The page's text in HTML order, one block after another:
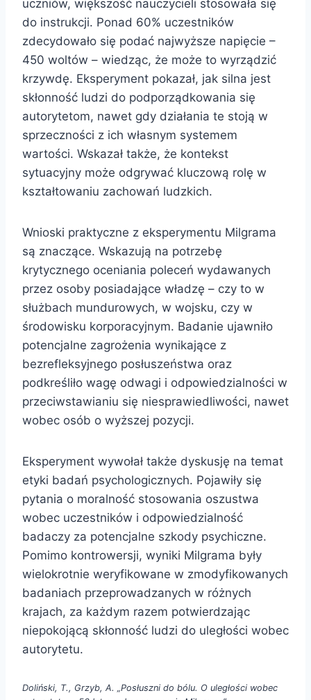
uczniów, większość nauczycieli stosowała się
do instrukcji. Ponad 60% uczestników
zdecydowało się podać najwyższe napięcie –
450 woltów – wiedząc, że może to wyrządzić
krzywdę. Eksperyment pokazał, jak silna jest
skłonność ludzi do podporządkowania się
autorytetom, nawet gdy działania te stoją w
sprzeczności z ich własnym systemem
wartości. Wskazał także, że kontekst
sytuacyjny może odgrywać kluczową rolę w
kształtowaniu zachowań ludzkich.
Wnioski praktyczne z eksperymentu Milgrama
są znaczące. Wskazują na potrzebę
krytycznego oceniania poleceń wydawanych
przez osoby posiadające władzę – czy to w
służbach mundurowych, w wojsku, czy w
środowisku korporacyjnym. Badanie ujawniło
potencjalne zagrożenia wynikające z
bezrefleksyjnego posłuszeństwa oraz
podkreśliło wagę odwagi i odpowiedzialności w
przeciwstawianiu się niesprawiedliwości, nawet
wobec osób o wyższej pozycji.
Eksperyment wywołał także dyskusję na temat
etyki badań psychologicznych. Pojawiły się
pytania o moralność stosowania oszustwa
wobec uczestników i odpowiedzialność
badaczy za potencjalne szkody psychiczne.
Pomimo kontrowersji, wyniki Milgrama były
wielokrotnie weryfikowane w zmodyfikowanych
badaniach przeprowadzanych w różnych
krajach, za każdym razem potwierdzając
niepokojącą skłonność ludzi do uległości wobec
autorytetu.
Doliński, T., Grzyb, A. „Posłuszni do bólu. O uległości wobec